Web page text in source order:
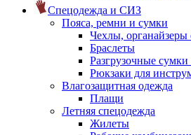
Спецодежда и СИЗ
Пояса, ремни и сумки
Чехлы, органайзеры
Браслеты
Разгрузочные
Рюкзаки для
Влагозащитная одежда
Плащи
Летняя спецодежда
Жилеты